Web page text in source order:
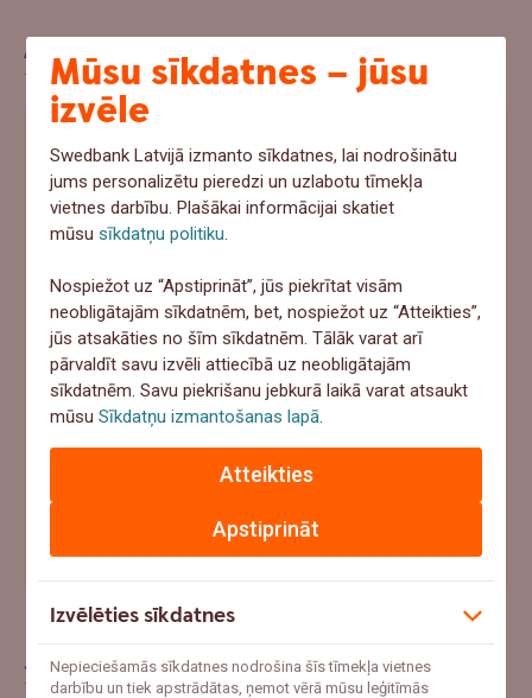
Aptauja
Ja šovasar notiktu negadījums un pēkšņi
vajadzētu 1000+ eur, ko tu darītu?
Ņemtu no uzkrājumiem
Meklētu aizņēmumu
Paļautos uz apdrošināšanu
Cerētu, ka tā nenotiks
"Ar mani jau tā nenotiks" – uzzini pieredzes stāstus par
apdrošināšanas gadījumiem
Jaunākie raksti
Mūsu sīkdatnes – jūsu
izvēle
Swedbank Latvijā izmanto sīkdatnes, lai nodrošinātu
jums personalizētu pieredzi un uzlabotu tīmekļa
vietnes darbību. Plašākai informācijai skatiet
mūsusīkdatņu politiku.
Nospiežot uz “Apstiprināt”, jūs piekrītat visām
neobligātajām sīkdatnēm, bet, nospiežot uz “Atteikties”,
jūs atsakāties no šīm sīkdatnēm. Tālāk varat arī
pārvaldīt savu izvēli attiecībā uz neobligātajām
sīkdatnēm. Savu piekrišanu jebkurā laikā varat atsaukt
mūsuSīkdatņu izmantošanas lapā.
Apstiprināt
Atteikties
Izvēlēties sīkdatnes
Nepieciešamās sīkdatnes nodrošina šīs tīmekļa vietnes
darbību un tiek apstrādātas, ņemot vērā mūsu leģitīmās